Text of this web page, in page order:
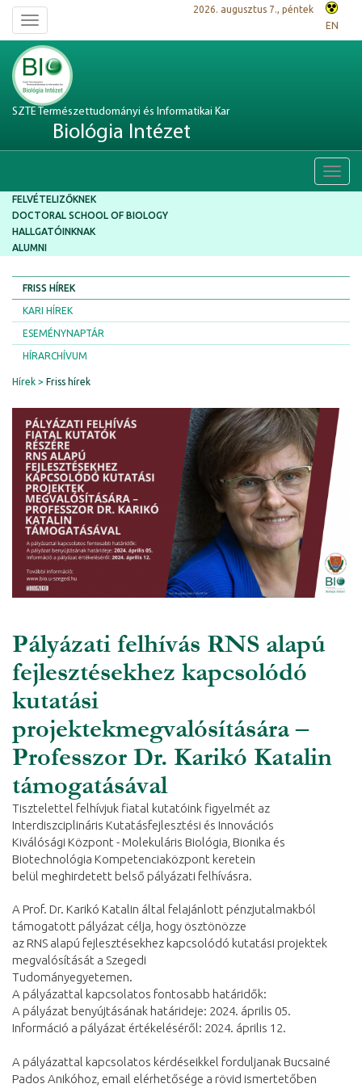
Toggle
navigation
2026. augusztus 7., péntek
EN
SZTE Természettudományi és Informatikai Kar
Biológia Intézet
FELVÉTELIZŐKNEK
DOCTORAL SCHOOL OF BIOLOGY
HALLGATÓINKNAK
ALUMNI
FRISS HÍREK
KARI HÍREK
ESEMÉNYNAPTÁR
HÍRARCHÍVUM
Hírek Friss hírek
Pályázati felhívás RNS alapú
fejlesztésekhez kapcsolódó
kutatási
projektekmegvalósítására –
Professzor Dr. Karikó Katalin
támogatásával
Tisztelettel felhívjuk fiatal kutatóink figyelmét az
Interdiszciplináris Kutatásfejlesztési és Innovációs
Kiválósági Központ - Molekuláris Biológia, Bionika és
Biotechnológia Kompetenciaközpont keretein
belül meghirdetett belső pályázati felhívásra.
A Prof. Dr. Karikó Katalin által felajánlott pénzjutalmakból
támogatott pályázat célja, hogy ösztönözze
az RNS alapú fejlesztésekhez kapcsolódó kutatási projektek
megvalósítását a Szegedi
Tudományegyetemen.
A pályázattal kapcsolatos fontosabb határidők:
A pályázat benyújtásának határideje: 2024. április 05.
Információ a pályázat értékeléséről: 2024. április 12.
A pályázattal kapcsolatos kérdéseikkel forduljanak Bucsainé
Pados Anikóhoz, email elérhetősége a rövid ismertetőben